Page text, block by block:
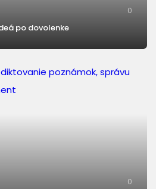
0
po dovolenke
0